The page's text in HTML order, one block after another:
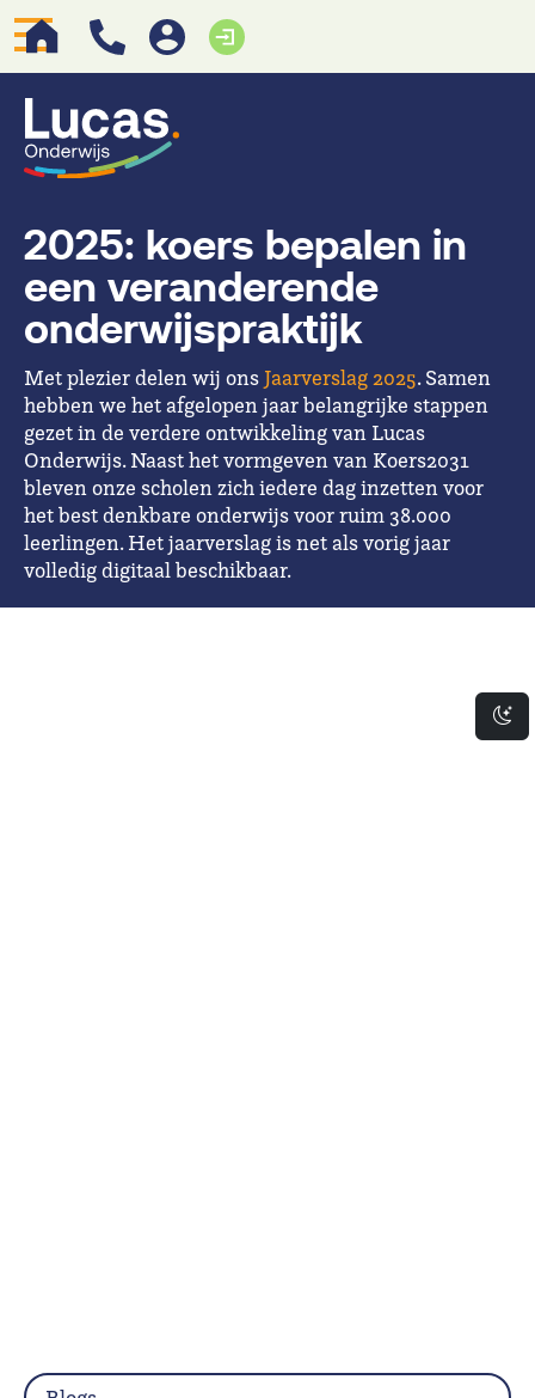
2025: koers bepalen in
een veranderende
onderwijspraktijk
Met plezier delen wij ons Jaarverslag 2025. Samen
hebben we het afgelopen jaar belangrijke stappen
gezet in de verdere ontwikkeling van Lucas
Onderwijs. Naast het vormgeven van Koers2031
bleven onze scholen zich iedere dag inzetten voor
het best denkbare onderwijs voor ruim 38.000
leerlingen. Het jaarverslag is net als vorig jaar
volledig digitaal beschikbaar.